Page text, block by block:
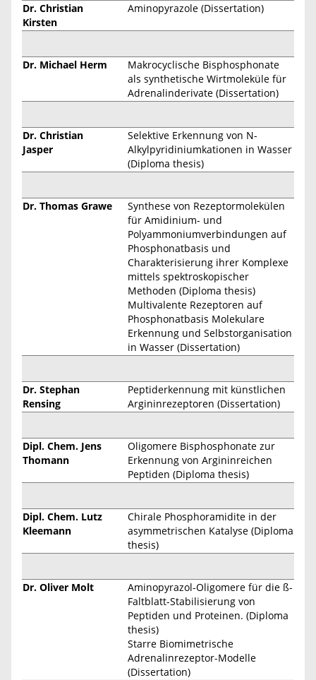
Dr. Christian
Kirsten
Aminopyrazole (Dissertation)
Dr. Michael Herm
Makrocyclische Bisphosphonate
als synthetische Wirtmoleküle für
Adrenalinderivate (Dissertation)
Dr. Christian
Jasper
Selektive Erkennung von N-
Alkylpyridiniumkationen in Wasser
(Diploma thesis)
Dr. Thomas Grawe
Synthese von Rezeptormolekülen
für Amidinium- und
Polyammoniumverbindungen auf
Phosphonatbasis und
Charakterisierung ihrer Komplexe
mittels spektroskopischer
Methoden (Diploma thesis)
Multivalente Rezeptoren auf
Phosphonatbasis Molekulare
Erkennung und Selbstorganisation
in Wasser (Dissertation)
Dr. Stephan
Rensing
Peptiderkennung mit künstlichen
Argininrezeptoren (Dissertation)
Dipl. Chem. Jens
Thomann
Oligomere Bisphosphonate zur
Erkennung von Argininreichen
Peptiden (Diploma thesis)
Dipl. Chem. Lutz
Kleemann
Chirale Phosphoramidite in der
asymmetrischen Katalyse (Diploma
thesis)
Dr. Oliver Molt
Aminopyrazol-Oligomere für die ß-
Faltblatt-Stabilisierung von
Peptiden und Proteinen. (Diploma
thesis)
Starre Biomimetrische
Adrenalinrezeptor-Modelle
(Dissertation)